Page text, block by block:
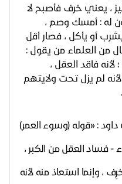
، يعني خرف فأصبح لا
له : أمسك وصم ،
أو يأكل ، فصار أقل
من العلماء من يقول :
فاقد العقل ،
لم يزل تحت ولايتهم
: «قوله (وسوء العمر)
- فساد العقل من الكبر ،
، وإنما استعاذ منه لأنه